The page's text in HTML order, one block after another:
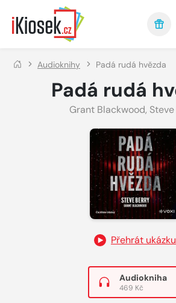
Přejít na hlavní obsah
Audioknihy Padá rudá hvězda
Padá rudá
Grant Blackwood,
Přehrát ukázku
Audiokniha
469 Kč